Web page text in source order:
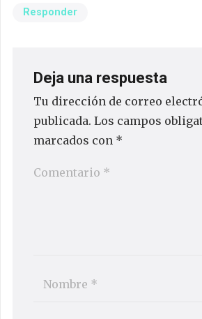
Responder
Deja una respuesta
Tu dirección de correo
publicada. Los campos
marcados con *